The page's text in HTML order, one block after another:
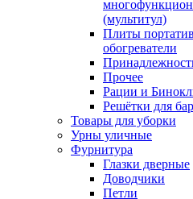
(мультитул)
Плиты
обогреватели
Прочее
Рации и
Решётки для
Товары для уборки
Урны уличные
Фурнитура
Глазки дверные
Доводчики
Петли